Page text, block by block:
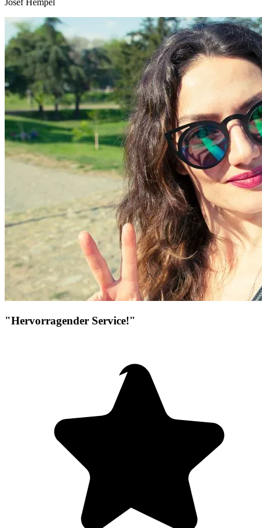
Josef Hempel
"Hervorragender Service!"